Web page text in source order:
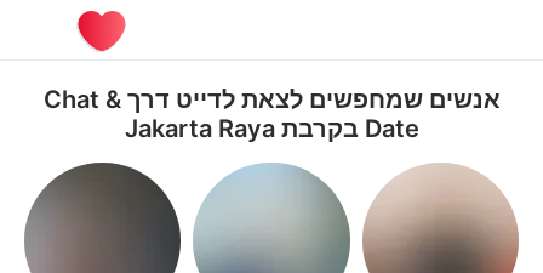
אנשים שמחפשים לצאת לדייט דרך Chat &
Date בקרבת Jakarta Raya